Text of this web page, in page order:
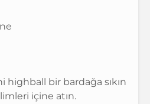
highball bir bardağa sıkın
içine atın.